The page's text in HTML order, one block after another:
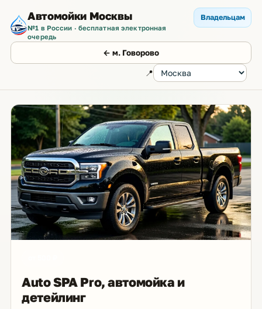
Автомойки Москвы
№1 в России · бесплатная электронная
очередь
← м. Говорово
📍
Владельцам
Auto SPA Pro, автомойка и
детейлинг